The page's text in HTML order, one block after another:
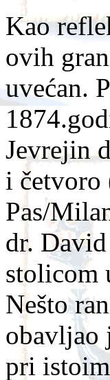
Kao
ovih
uvećan.
Jevrejin
i četvoro
Pas/
dr.
stolicom
Nešto
obavljao
pri